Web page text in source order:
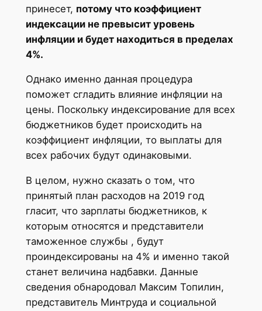
принесет, потому что коэффициент
индексации не превысит уровень
инфляции и будет находиться в пределах
4%.
Однако именно данная процедура
поможет сгладить влияние инфляции на
цены. Поскольку индексирование для всех
бюджетников будет происходить на
коэффициент инфляции, то выплаты для
всех рабочих будут одинаковыми.
В целом, нужно сказать о том, что
принятый план расходов на 2019 год
гласит, что зарплаты бюджетников, к
которым относятся и представители
таможенное службы , будут
проиндексированы на 4% и именно такой
станет величина надбавки. Данные
сведения обнародовал Максим Топилин,
представитель Минтруда и социальной